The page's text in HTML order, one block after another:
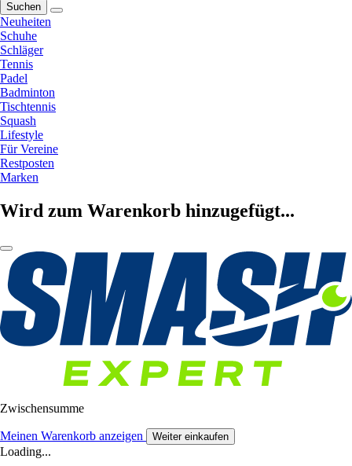
Suchen
Neuheiten
Schuhe
Schläger
Tennis
Padel
Badminton
Tischtennis
Squash
Lifestyle
Für Vereine
Restposten
Marken
Wird zum Warenkorb hinzugefügt...
Zwischensumme
Meinen Warenkorb anzeigen Weiter einkaufen
Loading...